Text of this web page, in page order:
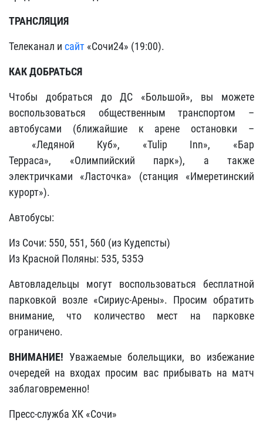
ТРАНСЛЯЦИЯ
Телеканал и сайт «Сочи24» (19:00).
КАК ДОБРАТЬСЯ
Чтобы добраться до ДС «Большой», вы можете
воспользоваться общественным транспортом –
автобусами (ближайшие к арене остановки –
«Ледяной Куб», «Tulip Inn», «Бар
Терраса», «Олимпийский парк»), а также
электричками «Ласточка» (станция «Имеретинский
курорт»).
Автобусы:
Из Сочи: 550, 551, 560 (из Кудепсты)
Из Красной Поляны: 535, 535Э
Автовладельцы могут воспользоваться бесплатной
парковкой возле «Сириус-Арены». Просим обратить
внимание, что количество мест на парковке
ограничено.
ВНИМАНИЕ! Уважаемые болельщики, во избежание
очередей на входах просим вас прибывать на матч
заблаговременно!
Пресс-служба ХК «Сочи»